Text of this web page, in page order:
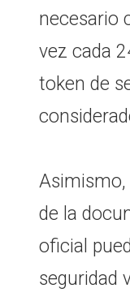
necesario
vez cada
token de
de la
oficial
seguridad